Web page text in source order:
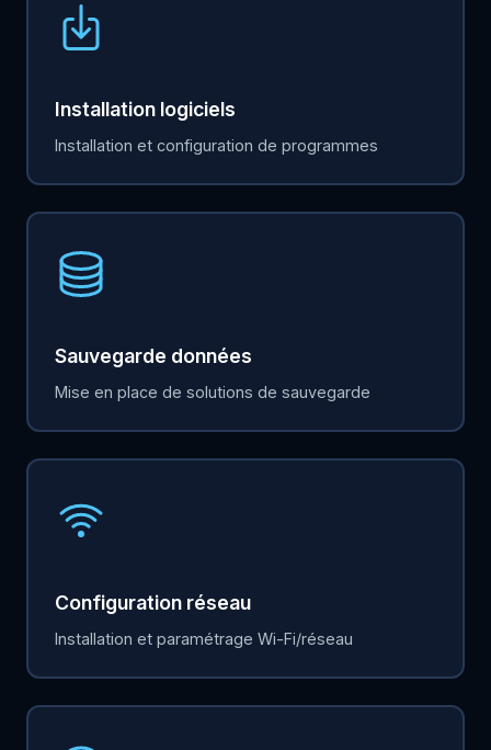
Installation logiciels
Installation et configuration de programmes
Sauvegarde données
Mise en place de solutions de sauvegarde
Configuration réseau
Installation et paramétrage Wi-Fi/réseau